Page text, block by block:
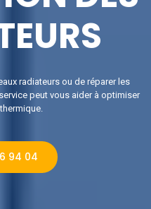
radiateurs ou de réparer les
peut vous aider à optimiser
94 04